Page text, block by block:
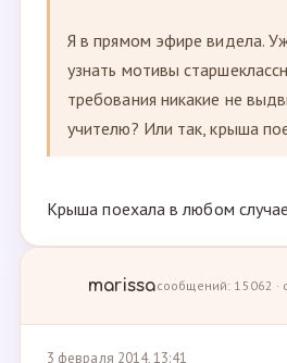
Я в прямом эфире видела.
узнать мотивы
требования никакие не
учителю? Или так, крыша
Крыша поехала в любом случае
marissaсообщений: 15062 ·
3 февраля 2014, 13:41